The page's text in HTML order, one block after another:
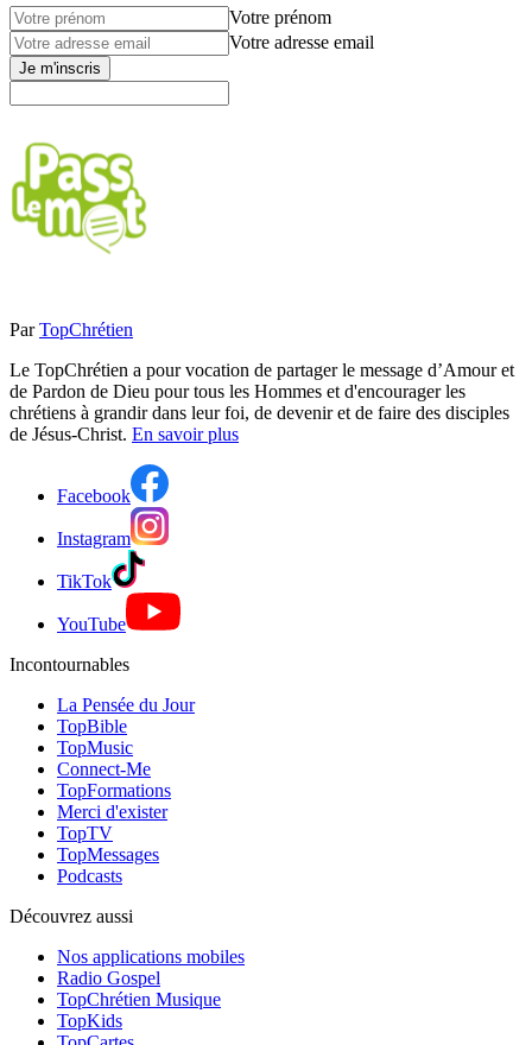
Votre prénom
Votre adresse email
Je m'inscris
Par TopChrétien
Le TopChrétien a pour vocation de partager le message d’Amour et
de Pardon de Dieu pour tous les Hommes et d'encourager les
chrétiens à grandir dans leur foi, de devenir et de faire des disciples
de Jésus-Christ. En savoir plus
Facebook
Instagram
TikTok
YouTube
Incontournables
La Pensée du Jour
TopBible
TopMusic
Connect-Me
TopFormations
Merci d'exister
TopTV
TopMessages
Podcasts
Découvrez aussi
Nos applications mobiles
Radio Gospel
TopChrétien Musique
TopKids